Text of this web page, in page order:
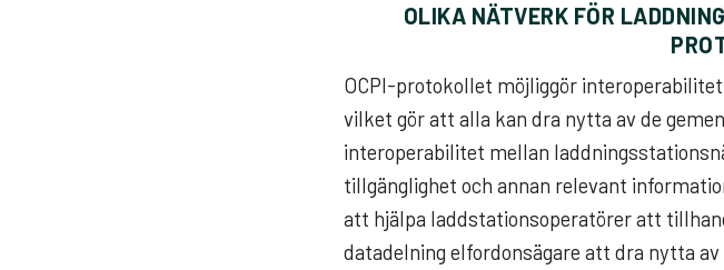
OLIKA NÄTVERK FÖR
OCPI-protokollet möjliggör
vilket gör att alla kan dra nytta av de
interoperabilitet mellan
tillgänglighet och annan relevant
att hjälpa laddstationsoperatörer att
datadelning elfordonsägare att dra nytta